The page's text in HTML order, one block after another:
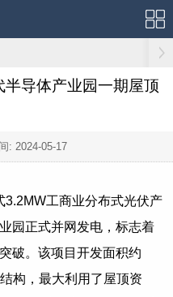
导体产业园一期屋顶
: 2024-05-17
工商业分布式光伏产
园正式并网发电，标志着
破。该项目开发面积约
构，最大利用了屋顶资